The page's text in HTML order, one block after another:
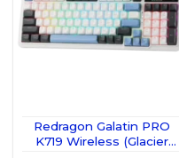
Redragon Galatin PRO
K719 Wireless (Glacier